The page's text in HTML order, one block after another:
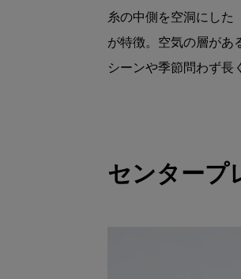
糸の中側を空洞にした
が特徴。空気の層があ
シーンや季節問わず長
センター